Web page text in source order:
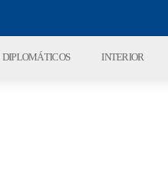
DIPLOMÁTICOS INTERIOR